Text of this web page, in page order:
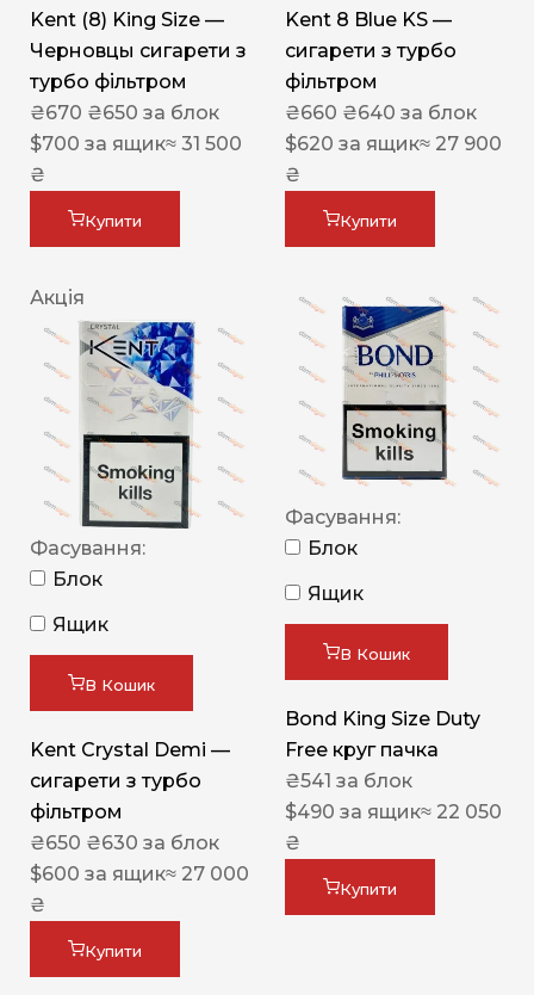
Kent (8) King Size —
Черновцы сигарети з
турбо фільтром
₴670 ₴650 за блок
$700 за ящик≈ 31 500
₴
Купити
Kent 8 Blue KS —
сигарети з турбо
фільтром
₴660 ₴640 за блок
$620 за ящик≈ 27 900
₴
Купити
Акція
Фасування:
Блок
Ящик
В Кошик
Kent Crystal Demi —
сигарети з турбо
фільтром
₴650 ₴630 за блок
$600 за ящик≈ 27 000
₴
Купити
Фасування:
Блок
Ящик
В Кошик
Bond King Size Duty
Free круг пачка
₴541 за блок
$490 за ящик≈ 22 050
₴
Купити